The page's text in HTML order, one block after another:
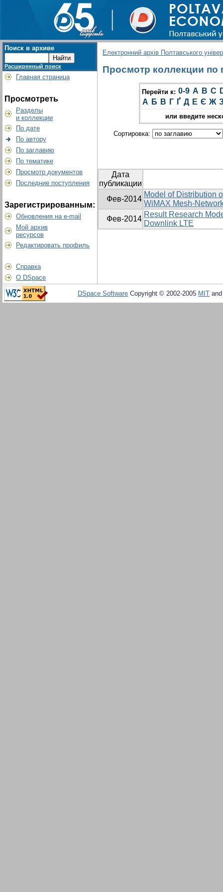
Поиск в архиве
Расширенный поиск
Главная страница
Просмотреть
Разделы
и коллекции
По дате
По автору
По заглавию
По тематике
Просмотр документов
Последние поступления
Зарегистрированным:
Обновления на e-mail
Мой архив
ресурсов
Редактировать профиль
Справка
О DSpace
Електронний архів Полтавського
Просмотр коллекции по
Перейти к: 0-9 A B C
А Б В Г Ґ Д Е Є Ж
или введите
Сортировка:
Дата
публикации
Фев-2014
Model of Distribution
WiMAX Mesh-
Фев-2014
Result Research
Downlink LTE
DSpace Software Copyright © 2002-2005 MIT